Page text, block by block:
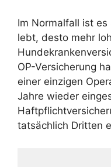
Im Normalfall ist
lebt, desto mehr
OP-Versicherung
einer einzigen
Jahre wieder
tatsächlich Dritten